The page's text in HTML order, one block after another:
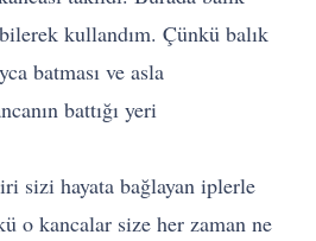
kullandım. Çünkü balık
batması ve asla
battığı yeri
sizi hayata bağlayan iplerle
o kancalar size her zaman ne